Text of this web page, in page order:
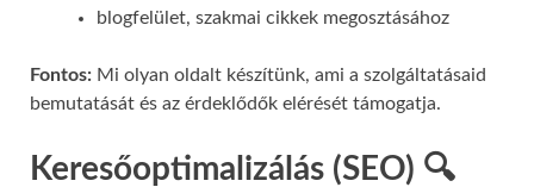
blogfelület, szakmai cikkek megosztásához
Fontos: Mi olyan oldalt készítünk, ami a szolgáltatásaid
bemutatását és az érdeklődők elérését támogatja.
Keresőoptimalizálás (SEO) 🔍